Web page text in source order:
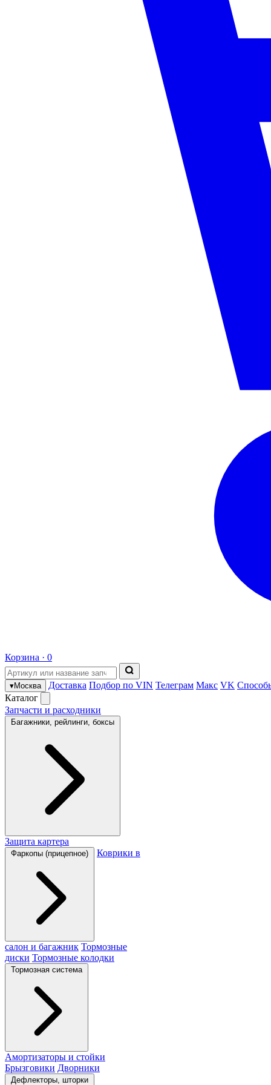
Корзина · 0
▾Москва Доставка Подбор по VIN Телеграм Макс VK
Каталог
Запчасти и расходники
Багажники, рейлинги, боксы
Защита картера
Фаркопы (прицепное) Коврики в
салон и багажник Тормозные
диски Тормозные колодки
Тормозная система
Амортизаторы и стойки
Брызговики Дворники
Дефлекторы, шторки